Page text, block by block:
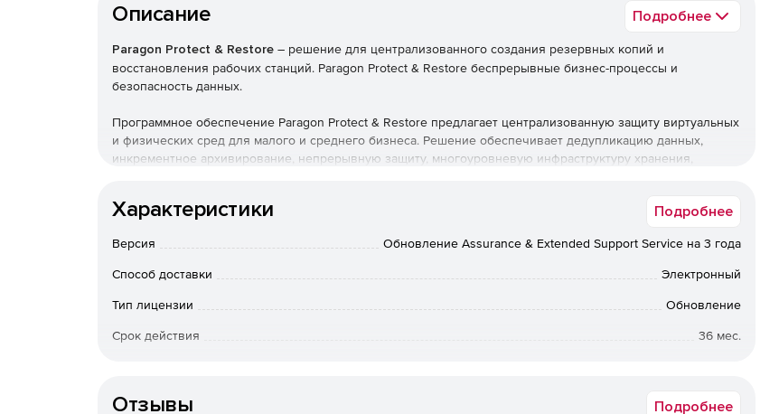
Описание Подробнее
Paragon Protect & Restore – решение для централизованного создания резервных копий и
восстановления рабочих станций. Paragon Protect & Restore беспрерывные бизнес-процессы и
безопасность данных.
Программное обеспечение Paragon Protect & Restore предлагает централизованную защиту виртуальных
и физических сред для малого и среднего бизнеса. Решение обеспечивает дедупликацию данных,
инкрементное архивирование, непрерывную защиту, многоуровневую инфраструктуру хранения,
инфраструктуры и эффективной защиты виртуальных и физических машин. Кроме того, продукт
Быстрое переключение с поврежденной системы на ее копию обеспечивает непрерывность бизнес-
Характеристики Подробнее
Версия Обновление Assurance & Extended Support Service на 3 года
Способ доставки Электронный
Тип лицензии Обновление
Срок действия 36 мес.
Отзывы Подробнее